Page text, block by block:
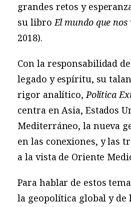
grandes retos y
su libroEl mundo que nos
2018).
Con la responsabilidad
legado y espíritu, su
rigor analítico,Política
centra en Asia, Estados
Mediterráneo, la nueva
en las conexiones, y las
a la vista de Oriente
Para hablar de estos
la geopolítica global y de